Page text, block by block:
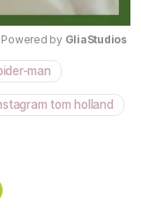
Powered by GliaStudios
man
tom holland